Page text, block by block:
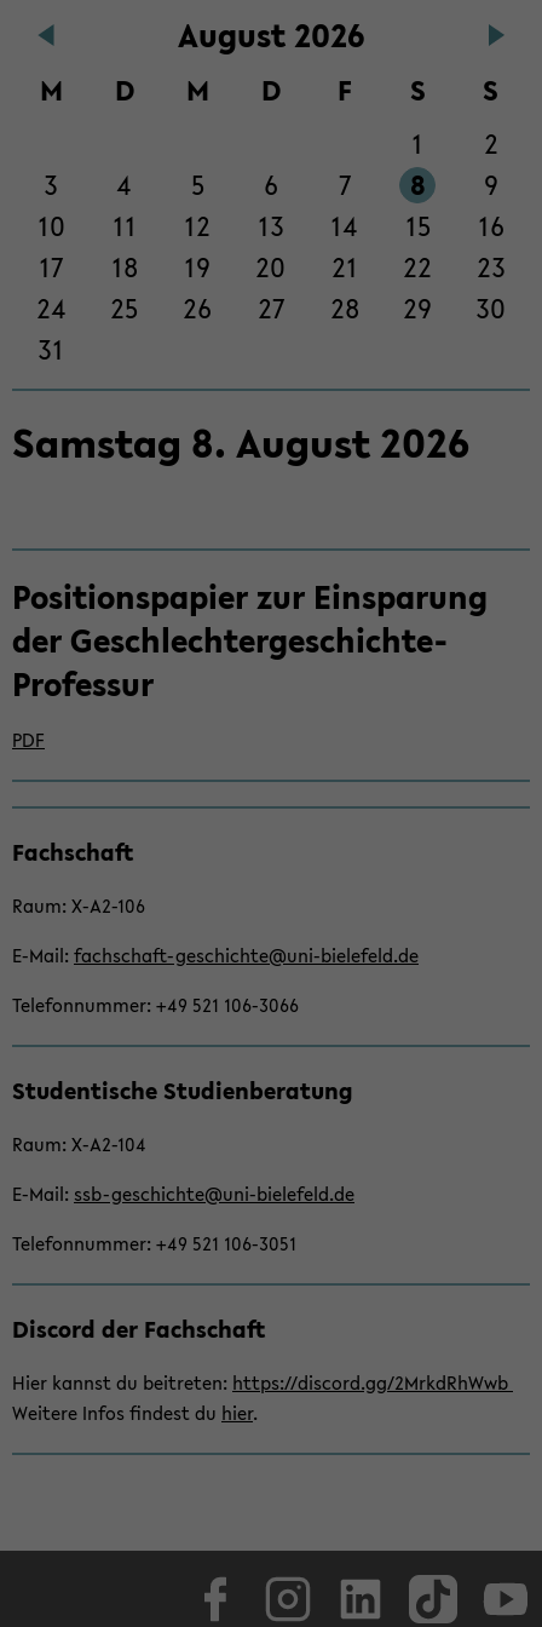
Au­gust 2026
M D M D F S
S
1
2
3
4 5 6 7 8
9
10
11 12 13 14 15
16
17
18 19 20 21 22
23
24
25 26 27 28 29
30
31
Sams­tag 8. Au­gust2026
Po­si­ti­ons­pa­pier zur Ein­spa­rung
der Geschlechtergeschichte-​
Professur
PDF
Haupt­
halt
Sek­
ti­
seln
Fach­schaft
Raum: X-​A2-106
E-​Mail: fachschaft-​geschichte@uni-​bielefeld.de
Te­le­fon­num­mer: +49 521 106-​3066
Stu­den­ti­sche Stu­di­en­be­ra­tung
Raum: X-​A2-104
E-​Mail: ssb-​geschichte@uni-​bielefeld.de
Te­le­fon­num­mer: +49 521 106-​3051
Dis­cord der Fach­schaft
Hier kannst du bei­tre­ten: https://dis­cord.gg/2MrkdRhWwb
Wei­te­re Infos fin­dest du hier.
Face­book